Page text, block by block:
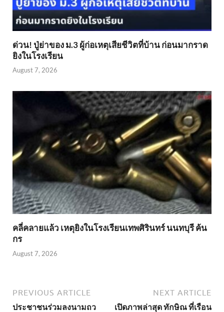
ด่วน! ปู่ย่าของ ม.3 ผู้ก่อเหตุเสียชีวิตที่บ้าน ก่อนมากราด
ยิงในโรงเรียน
August 7, 2026
คลี่คลายแล้ว เหตุยิงในโรงเรียนเทพศิรินทร์ นนทบุรี ค้น
กร
August 7, 2026
PREVIOUS ARTICLE
ประชาชนร่วมลงนามถว
NEXT ARTICLE
เปิดภาพล่าสุด ทักษิณ ที่เรือน